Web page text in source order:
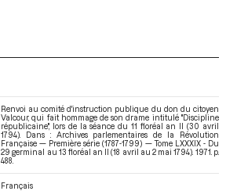
Renvoi au comité d'instruction publique du don du citoyen
Valcour, qui fait hommage de son drame intitulé "Discipline
républicaine", lors de la séance du 11 floréal an II (30 avril
1794). Dans : Archives parlementaires de la Révolution
Française — Première série (1787-1799) — Tome LXXXIX - Du
29 germinal au 13 floréal an II (18 avril au 2 mai 1794) . 1971. p.
488.
Français